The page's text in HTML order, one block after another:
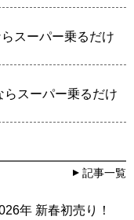
スーパー乗るだけ
スーパー乗るだけ
記事一覧
年 新春初売り！